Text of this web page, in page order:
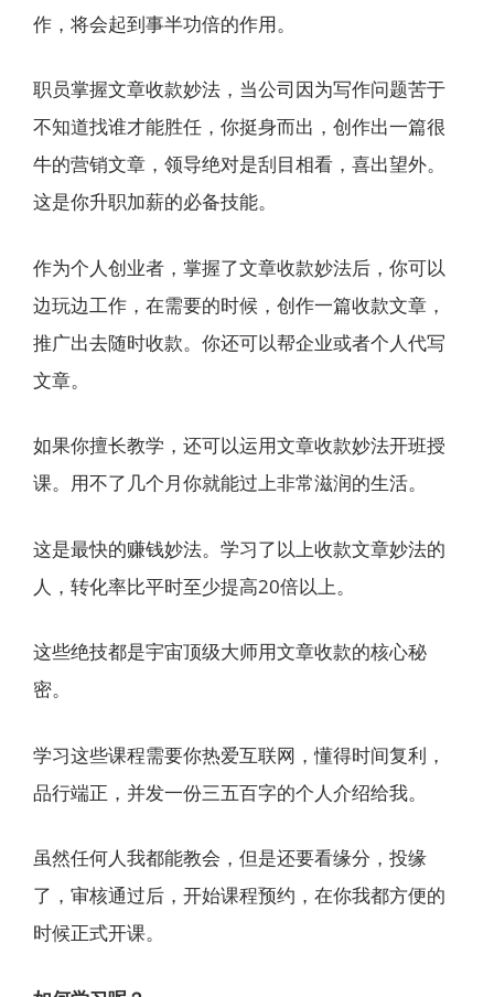
作，将会起到事半功倍的作用。
职员掌握文章收款妙法，当公司因为写作问题苦于
不知道找谁才能胜任，你挺身而出，创作出一篇很
牛的营销文章，领导绝对是刮目相看，喜出望外。
这是你升职加薪的必备技能。
作为个人创业者，掌握了文章收款妙法后，你可以
边玩边工作，在需要的时候，创作一篇收款文章，
推广出去随时收款。你还可以帮企业或者个人代写
文章。
如果你擅长教学，还可以运用文章收款妙法开班授
课。用不了几个月你就能过上非常滋润的生活。
这是最快的赚钱妙法。学习了以上收款文章妙法的
人，转化率比平时至少提高20倍以上。
这些绝技都是宇宙顶级大师用文章收款的核心秘
密。
学习这些课程需要你热爱互联网，懂得时间复利，
品行端正，并发一份三五百字的个人介绍给我。
虽然任何人我都能教会，但是还要看缘分，投缘
了，审核通过后，开始课程预约，在你我都方便的
时候正式开课。